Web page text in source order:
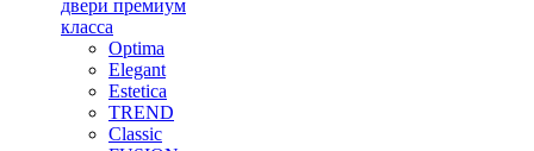
двери премиум
класса
Optima
Elegant
Estetica
TREND
Classic